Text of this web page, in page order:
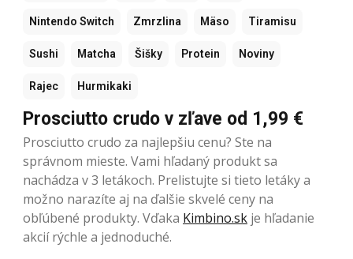
Nintendo Switch Zmrzlina Mäso Tiramisu
Sushi Matcha Šišky Protein Noviny
Rajec Hurmikaki
Prosciutto crudo v zľave od 1,99 €
Prosciutto crudo za najlepšiu cenu? Ste na
správnom mieste. Vami hľadaný produkt sa
nachádza v 3 letákoch. Prelistujte si tieto letáky a
možno narazíte aj na ďalšie skvelé ceny na
obľúbené produkty. Vďaka Kimbino.sk je hľadanie
akcií rýchle a jednoduché.